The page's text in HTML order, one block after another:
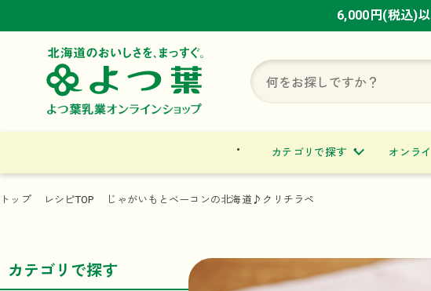
6,000円(税込)
6,000円(税込)
6,000円(税込)
カテゴリで探す オンラ
トップ レシピTOP じゃがいもとベーコンの北海道♪クリチラペ
カテゴリで探す